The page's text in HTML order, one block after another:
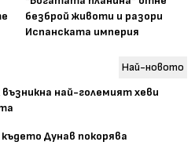
безброй животи и разори
Испанската империя
Най-новото
възникна най-големият хеви
Дунав покорява